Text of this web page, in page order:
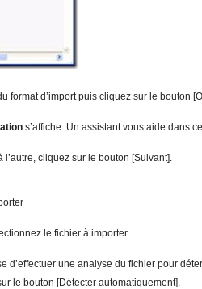
format d’import puis cliquez sur le bouton
s’affiche. Un assistant vous aide dans
l’autre, cliquez sur le bouton [Suivant].
le fichier à importer.
d’effectuer une analyse du fichier pour
le bouton [Détecter automatiquement].